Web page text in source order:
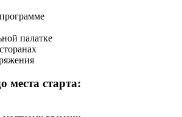
палатке
места старта: